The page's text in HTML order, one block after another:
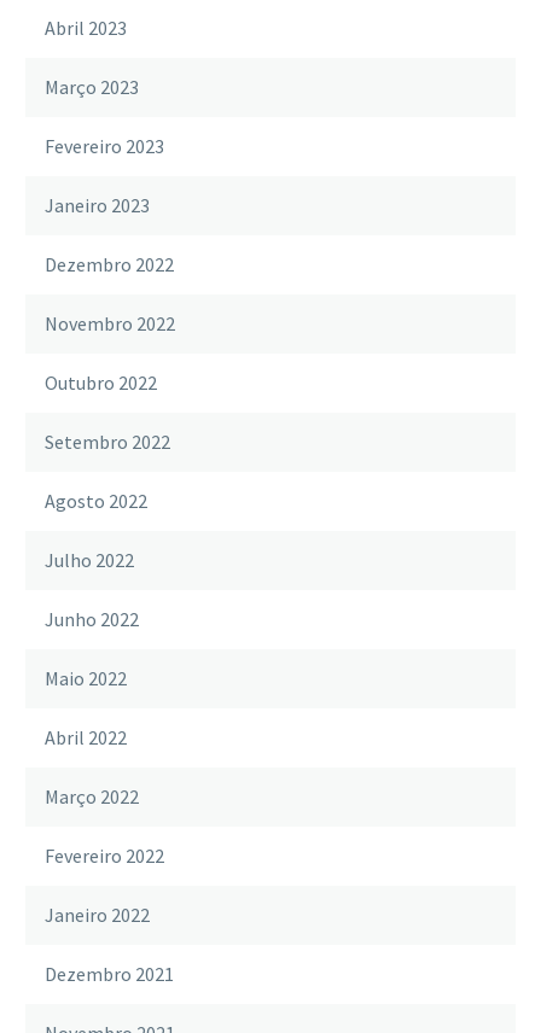
Abril 2023
Março 2023
Fevereiro 2023
Janeiro 2023
Dezembro 2022
Novembro 2022
Outubro 2022
Setembro 2022
Agosto 2022
Julho 2022
Junho 2022
Maio 2022
Abril 2022
Março 2022
Fevereiro 2022
Janeiro 2022
Dezembro 2021